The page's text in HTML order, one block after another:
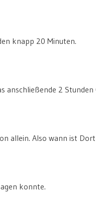
knapp 20 Minuten.
anschließende 2 Stunden
allein. Also wann ist
konnte.